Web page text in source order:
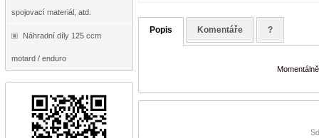
spojovací materiál, atd.
Náhradní díly 125 ccm
motard / enduro
Popis Komentáře ?